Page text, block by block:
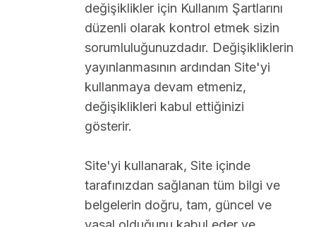
değişiklikler için Kullanım Şartlarını
düzenli olarak kontrol etmek sizin
sorumluluğunuzdadır. Değişikliklerin
yayınlanmasının ardından Site'yi
kullanmaya devam etmeniz,
değişiklikleri kabul ettiğinizi
gösterir.
Site'yi kullanarak, Site içinde
tarafınızdan sağlanan tüm bilgi ve
belgelerin doğru, tam, güncel ve